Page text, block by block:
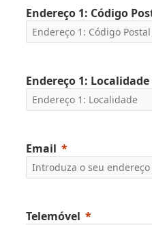
Endereço 1: Código
Endereço 1: Localidade
Email
Telemóvel